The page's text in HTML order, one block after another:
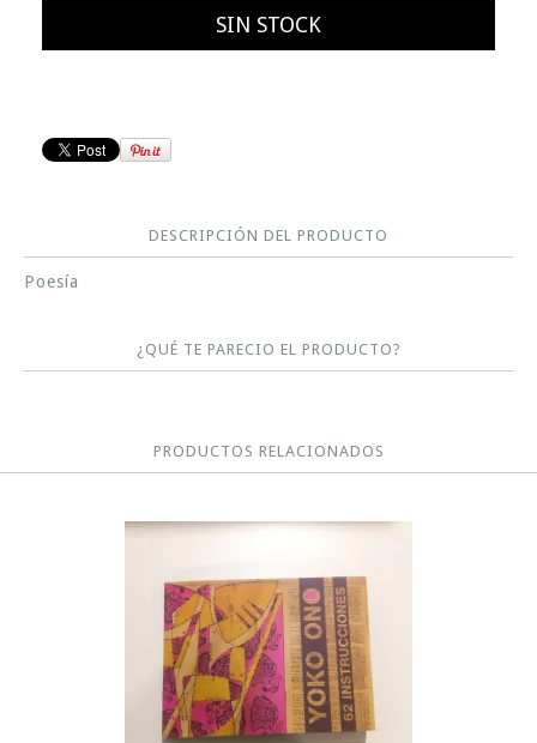
DESCRIPCIÓN DEL PRODUCTO
Poesía
¿QUÉ TE PARECIO EL PRODUCTO?
PRODUCTOS RELACIONADOS